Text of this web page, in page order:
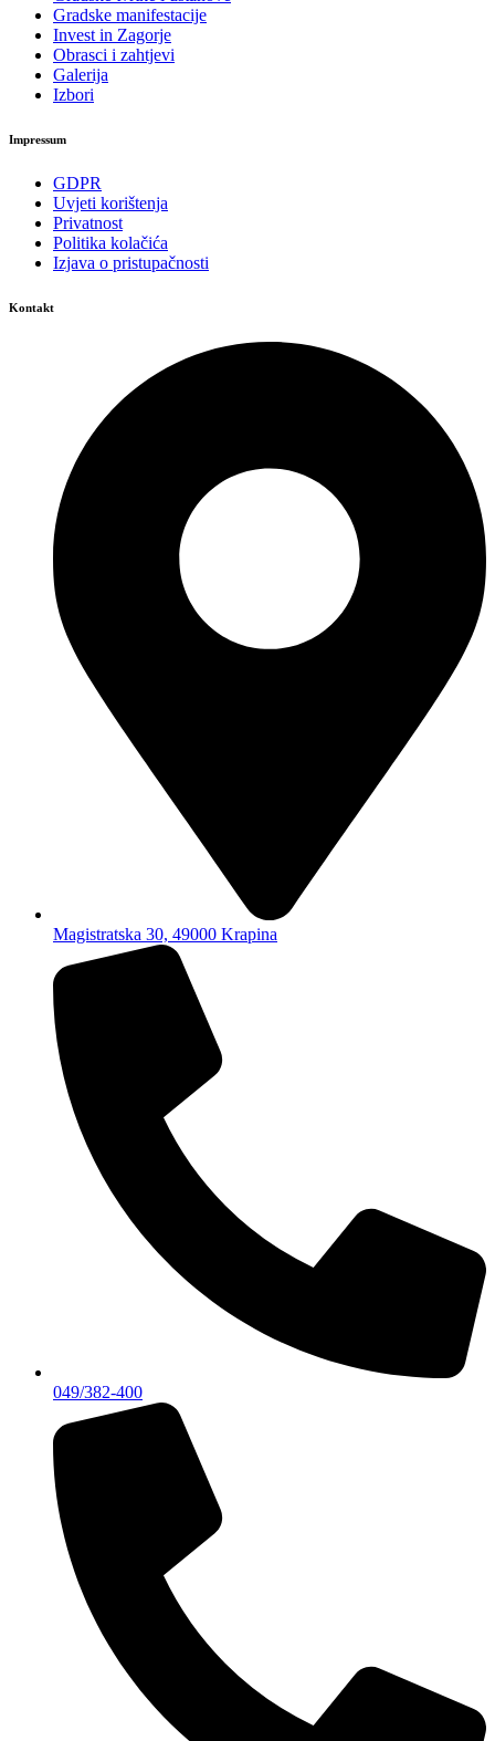
Gradske manifestacije
Invest in Zagorje
Obrasci i zahtjevi
Galerija
Izbori
Impressum
GDPR
Uvjeti korištenja
Privatnost
Politika kolačića
Izjava o pristupačnosti
Kontakt
Magistratska 30, 49000 Krapina
049/382-400